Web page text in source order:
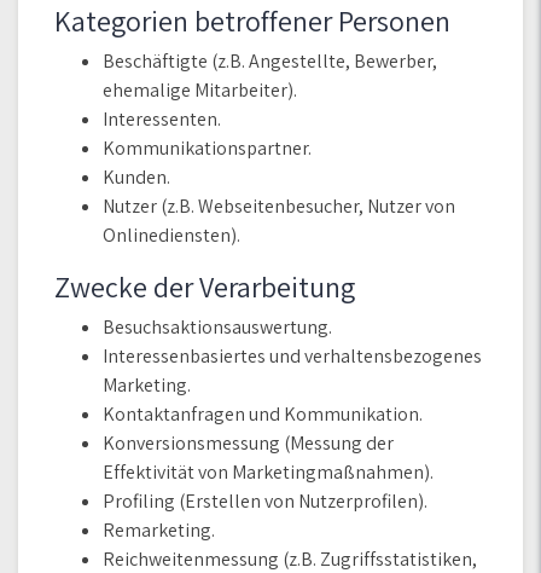
Kategorien betroffener Personen
Beschäftigte (z.B. Angestellte, Bewerber,
ehemalige Mitarbeiter).
Interessenten.
Kommunikationspartner.
Kunden.
Nutzer (z.B. Webseitenbesucher, Nutzer von
Onlinediensten).
Zwecke der Verarbeitung
Besuchsaktionsauswertung.
Interessenbasiertes und verhaltensbezogenes
Marketing.
Kontaktanfragen und Kommunikation.
Konversionsmessung (Messung der
Effektivität von Marketingmaßnahmen).
Profiling (Erstellen von Nutzerprofilen).
Remarketing.
Reichweitenmessung (z.B. Zugriffsstatistiken,